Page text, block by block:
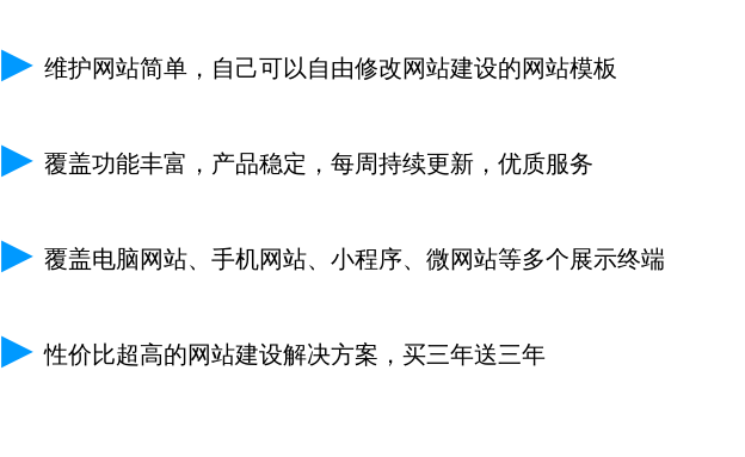
▶ 维护网站简单，自己可以自由修改网站建设的网站模板
▶ 覆盖功能丰富，产品稳定，每周持续更新，优质服务
▶ 覆盖电脑网站、手机网站、小程序、微网站等多个展示终端
▶性价比超高的网站建设解决方案，买三年送三年